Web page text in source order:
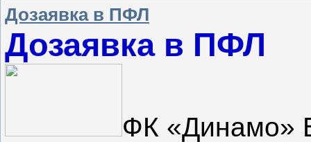
Дозаявка в ПФЛ
Дозаявка в ПФЛ
ФК «Динамо»